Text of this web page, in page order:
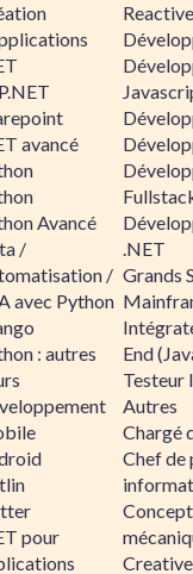
avancé
Avancé
/
/
avec Python
: autres
pour
.NET
Grands
End
Testeur
Autres
Chargé
Chef de